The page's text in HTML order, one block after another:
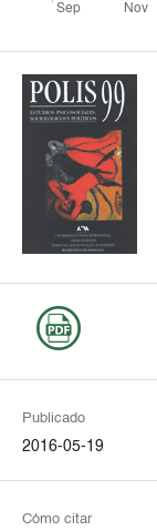
Publicado
2016-05-19
Cómo citar